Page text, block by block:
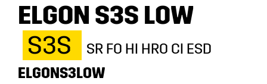
ELGON S3S LOW
S3S
SR FO HI HRO CI ESD
ELGONS3LOW